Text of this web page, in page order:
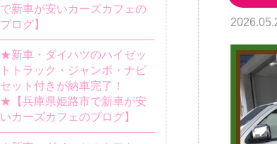
で新車が安いカーズカフェの
ブログ】
★新車・ダイハツのハイゼッ
トトラック・ジャンボ・ナビ
セット付きが納車完了！
★【兵庫県姫路市で新車が安
いカーズカフェのブログ】